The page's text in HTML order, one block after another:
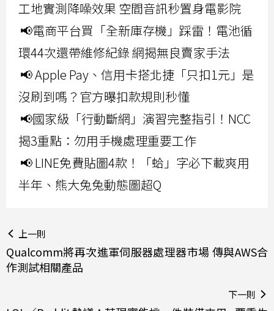
工地實測降噪效果 空間音訊秒置身電影院
📢電商平台買「全新庫存機」踩雷！電池循
環44次還帶維修紀錄 網揭無良賣家手法
📢 Apple Pay、信用卡搭北捷「只扣1元」是
沒刷到嗎？官方曝扣款規則秒懂
📢國家級「行動斷網」演習完整指引！NCC
揭3重點：勿用手機處理重要工作
📢 LINE免費貼圖4款！「蛤」字必下載爽用
半年、熊大兔兔動態圖超Q
上一則
Qualcomm將再次進軍伺服器處理器市場 傳與AWS合
作測試相關產品
下一則